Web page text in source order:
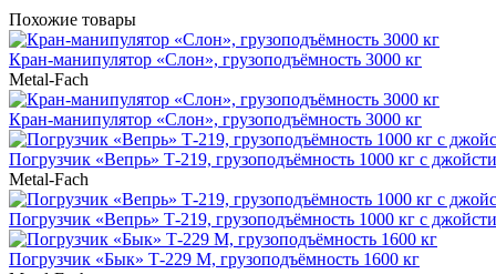
Похожие товары
Кран-манипулятор «Cлон», грузоподъёмность 3000 кг
Metal-Fach
Кран-манипулятор «Cлон», грузоподъёмность 3000 кг
Погрузчик «Вепрь» Т-219, грузоподъёмность 1000 кг с
Metal-Fach
Погрузчик «Вепрь» Т-219, грузоподъёмность 1000 кг с
Погрузчик «Бык» Т-229 M, грузоподъёмность 1600 кг